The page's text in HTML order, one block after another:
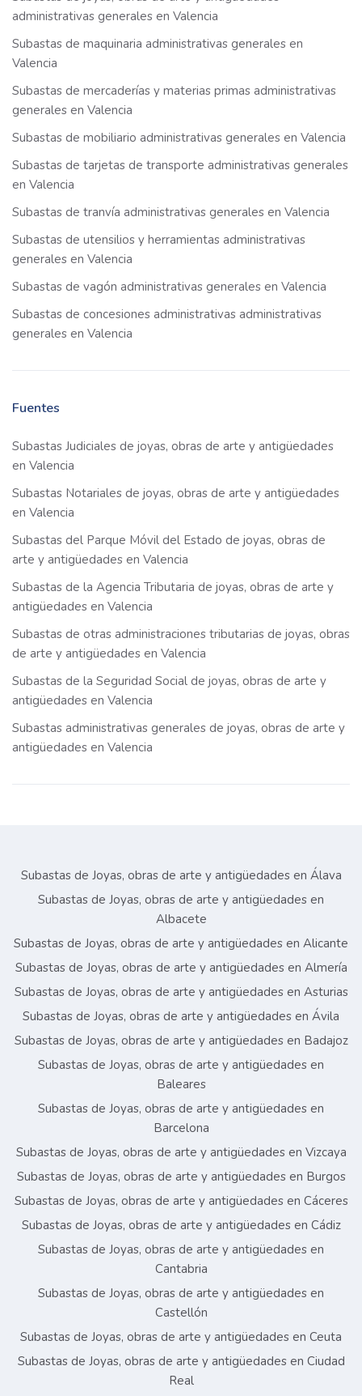
administrativas generales en Valencia
Subastas de maquinaria administrativas generales en
Valencia
Subastas de mercaderías y materias primas administrativas
generales en Valencia
Subastas de mobiliario administrativas generales en Valencia
Subastas de tarjetas de transporte administrativas generales
en Valencia
Subastas de tranvía administrativas generales en Valencia
Subastas de utensilios y herramientas administrativas
generales en Valencia
Subastas de vagón administrativas generales en Valencia
Subastas de concesiones administrativas administrativas
generales en Valencia
Fuentes
Subastas Judiciales de joyas, obras de arte y antigüedades
en Valencia
Subastas Notariales de joyas, obras de arte y antigüedades
en Valencia
Subastas del Parque Móvil del Estado de joyas, obras de
arte y antigüedades en Valencia
Subastas de la Agencia Tributaria de joyas, obras de arte y
antigüedades en Valencia
Subastas de otras administraciones tributarias de joyas, obras
de arte y antigüedades en Valencia
Subastas de la Seguridad Social de joyas, obras de arte y
antigüedades en Valencia
Subastas administrativas generales de joyas, obras de arte y
antigüedades en Valencia
Subastas de Joyas, obras de arte y antigüedades en Álava
Subastas de Joyas, obras de arte y antigüedades en
Albacete
Subastas de Joyas, obras de arte y antigüedades en Alicante
Subastas de Joyas, obras de arte y antigüedades en Almería
Subastas de Joyas, obras de arte y antigüedades en Asturias
Subastas de Joyas, obras de arte y antigüedades en Ávila
Subastas de Joyas, obras de arte y antigüedades en Badajoz
Subastas de Joyas, obras de arte y antigüedades en
Baleares
Subastas de Joyas, obras de arte y antigüedades en
Barcelona
Subastas de Joyas, obras de arte y antigüedades en Vizcaya
Subastas de Joyas, obras de arte y antigüedades en Burgos
Subastas de Joyas, obras de arte y antigüedades en Cáceres
Subastas de Joyas, obras de arte y antigüedades en Cádiz
Subastas de Joyas, obras de arte y antigüedades en
Cantabria
Subastas de Joyas, obras de arte y antigüedades en
Castellón
Subastas de Joyas, obras de arte y antigüedades en Ceuta
Subastas de Joyas, obras de arte y antigüedades en Ciudad
Real